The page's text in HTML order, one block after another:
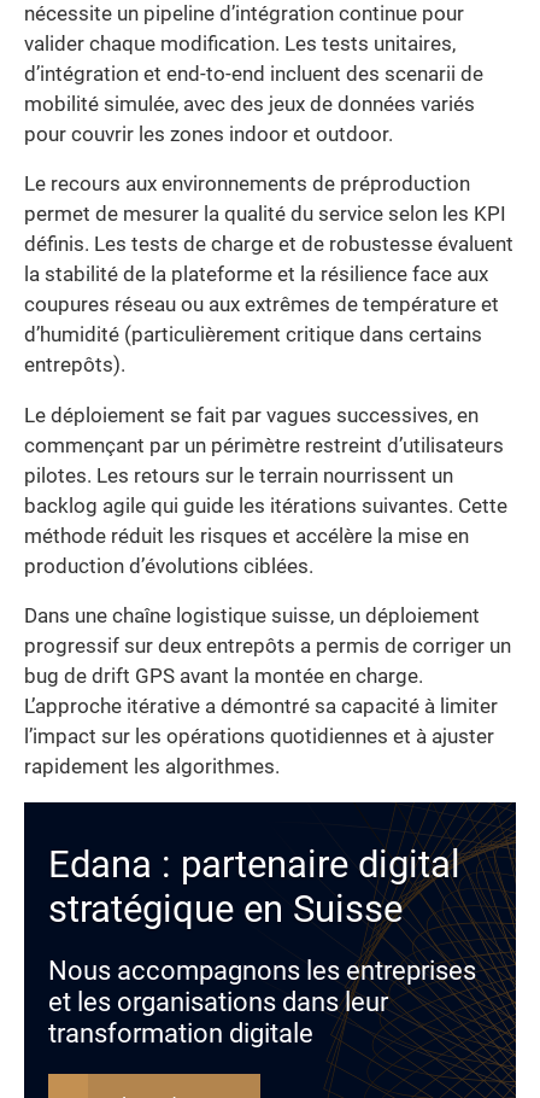
nécessite un pipeline d’intégration continue pour
valider chaque modification. Les tests unitaires,
d’intégration et end-to-end incluent des scenarii de
mobilité simulée, avec des jeux de données variés
pour couvrir les zones indoor et outdoor.
Le recours aux environnements de préproduction
permet de mesurer la qualité du service selon les KPI
définis. Les tests de charge et de robustesse évaluent
la stabilité de la plateforme et la résilience face aux
coupures réseau ou aux extrêmes de température et
d’humidité (particulièrement critique dans certains
entrepôts).
Le déploiement se fait par vagues successives, en
commençant par un périmètre restreint d’utilisateurs
pilotes. Les retours sur le terrain nourrissent un
backlog agile qui guide les itérations suivantes. Cette
méthode réduit les risques et accélère la mise en
production d’évolutions ciblées.
Dans une chaîne logistique suisse, un déploiement
progressif sur deux entrepôts a permis de corriger un
bug de drift GPS avant la montée en charge.
L’approche itérative a démontré sa capacité à limiter
l’impact sur les opérations quotidiennes et à ajuster
rapidement les algorithmes.
Edana : partenaire digital
stratégique en Suisse
Nous accompagnons les entreprises
et les organisations dans leur
transformation digitale